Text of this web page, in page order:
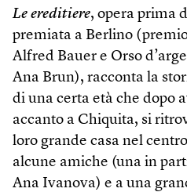
Le ereditiere, opera prima
premiata a Berlino
Alfred Bauer e Orso
Ana Brun), racconta la
di una certa età che dopo
accanto a Chiquita, si
loro grande casa nel
alcune amiche (una in
Ana Ivanova) e a una